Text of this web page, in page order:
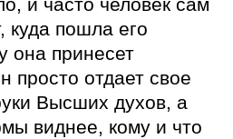
и часто человек сам
куда пошла его
она принесет
просто отдает свое
Высших духов, а
виднее, кому и что